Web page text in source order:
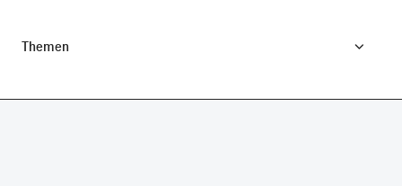
Themen